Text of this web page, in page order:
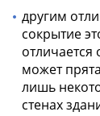
другим
сокрытие
может
лишь
стенах